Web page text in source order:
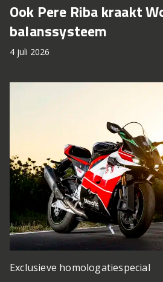
Ook Pere Riba kraakt
balanssysteem
4 juli 2026
Exclusieve homologatiespecial